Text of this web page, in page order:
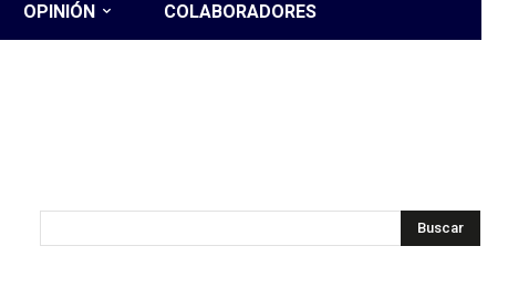
OPINIÓN COLABORADORES
Buscar